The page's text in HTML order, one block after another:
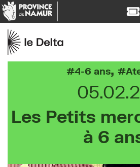
4-6 ans,
Les Petits
à 6